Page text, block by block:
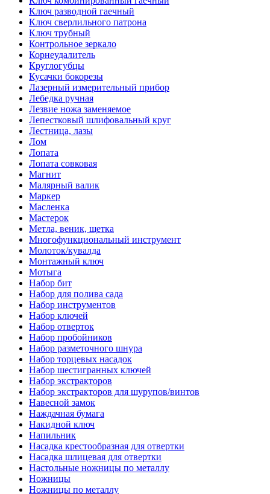
Ключ разводной гаечный
Ключ сверлильного патрона
Ключ трубный
Контрольное зеркало
Корнеудалитель
Круглогубцы
Кусачки бокорезы
Лазерный измерительный прибор
Лебедка ручная
Лезвие ножа заменяемое
Лепестковый шлифовальный круг
Лестница, лазы
Лом
Лопата
Лопата совковая
Магнит
Малярный валик
Маркер
Масленка
Мастерок
Метла, веник, щетка
Многофункциональный инструмент
Молоток/кувалда
Монтажный ключ
Мотыга
Набор бит
Набор для полива сада
Набор инструментов
Набор ключей
Набор отверток
Набор пробойников
Набор разметочного шнура
Набор торцевых насадок
Набор шестигранных ключей
Набор экстракторов
Набор экстракторов для шурупов/винтов
Навесной замок
Наждачная бумага
Накидной ключ
Напильник
Насадка крестообразная для отвертки
Насадка шлицевая для отвертки
Настольные ножницы по металлу
Ножницы
Ножницы по металлу